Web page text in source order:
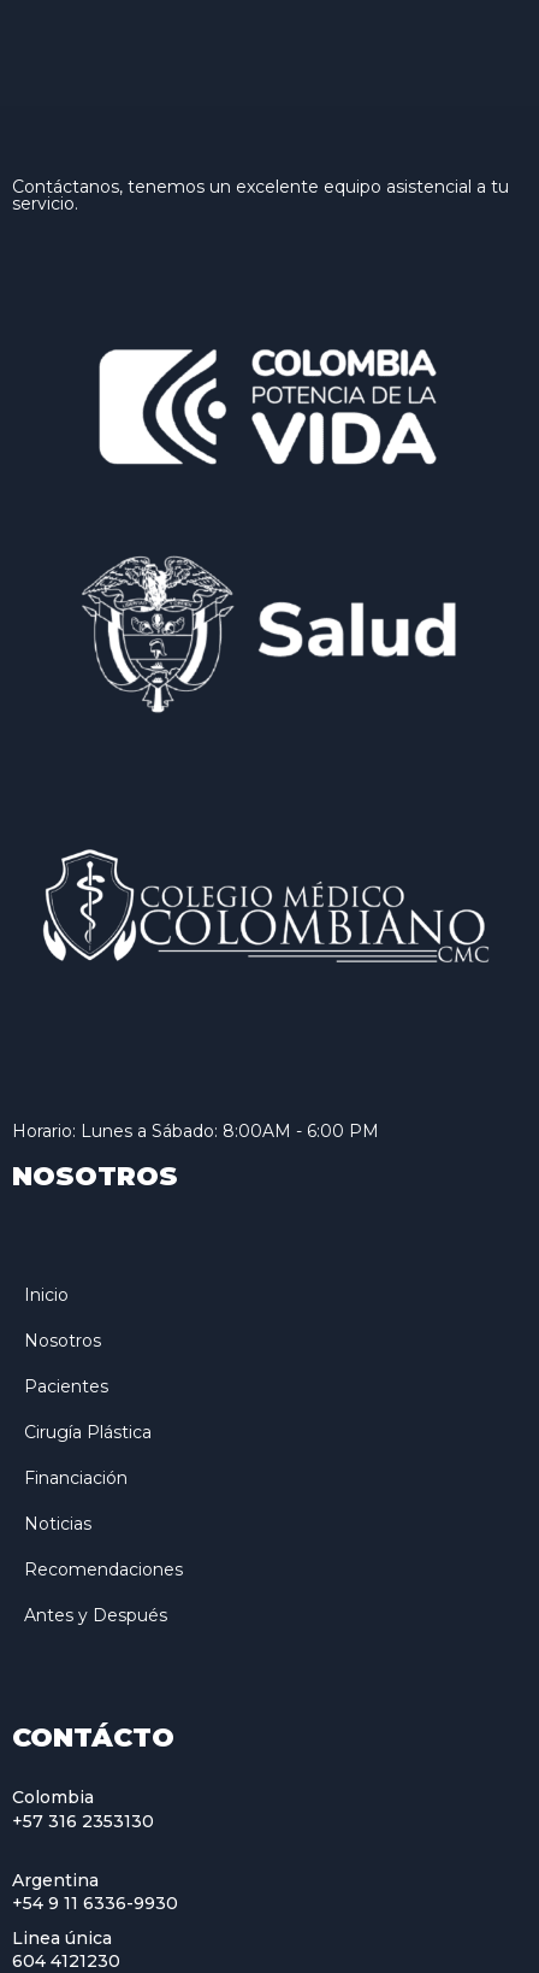
Contáctanos, tenemos un excelente equipo asistencial a tu
servicio.
Horario: Lunes a Sábado: 8:00AM - 6:00 PM
NOSOTROS
Inicio
Nosotros
Pacientes
Cirugía Plástica
Financiación
Noticias
Recomendaciones
Antes y Después
CONTÁCTO
Colombia
+57 316 2353130
Argentina
+54 9 11 6336-9930
Linea única
604 4121230